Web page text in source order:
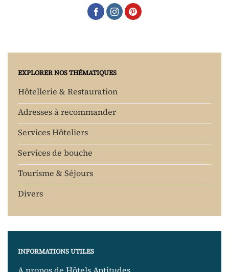
EXPLORER NOS THÉMATIQUES
Hôtellerie & Restauration
Adresses à recommander
Services Hôteliers
Services de bouche
Tourisme & Séjours
Divers
INFORMATIONS UTILES